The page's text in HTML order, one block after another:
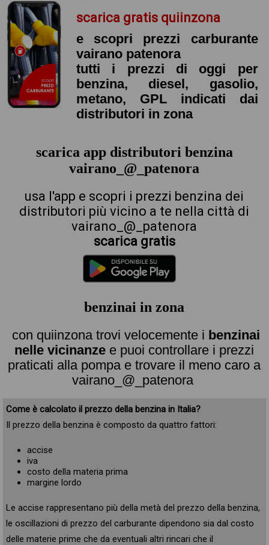
scarica gratis quiinzona
e scopri prezzi carburante
vairano patenora
tutti i prezzi di oggi per
benzina, diesel, gasolio,
metano, GPL indicati dai
distributori in zona
scarica app distributori benzina
vairano_@_patenora
usa l'app e scopri i prezzi benzina dei
distributori più vicino a te nella città di
vairano_@_patenora
scarica gratis
benzinai in zona
con quiinzona trovi velocemente i benzinai
nelle vicinanze e puoi controllare i prezzi
praticati alla pompa e trovare il meno caro a
vairano_@_patenora
Come è calcolato il prezzo della benzina in Italia?
Il prezzo della benzina è composto da quattro fattori:
accise
iva
costo della materia prima
margine lordo
Le accise rappresentano più della metà del prezzo della benzina,
le oscillazioni di prezzo del carburante dipendono sia dal costo
delle materie prime che da eventuali altri rincari che il